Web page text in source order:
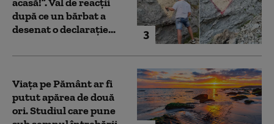
3
după ce un bărbat a
desenat o declarație...
Viața pe Pământ ar fi
putut apărea de două
ori. Studiul care pune